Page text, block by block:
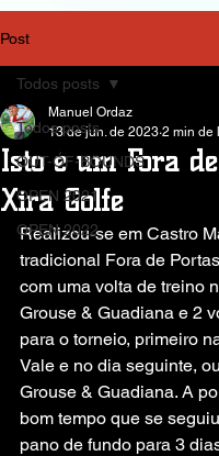
Post
Todos posts
OUT-OF-BOUNDS
OPEN 2021
OPEN 2022
Todos posts
Isto é um Fora
Xira Golfe
Manuel Ordaz
13 de jun. de 2023 2 min de
Realizou-se em Castro
tradicional Fora de
com uma volta de treino
Grouse & Guadiana e 2
para o torneio, primeiro
Vale e no dia seguinte,
Grouse & Guadiana. A
bom tempo que se
pano de fundo para 3